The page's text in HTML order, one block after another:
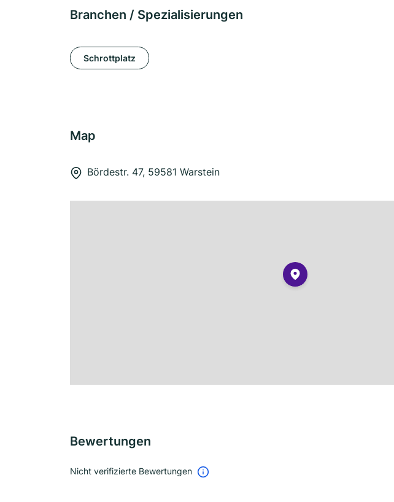
Branchen / Spezialisierungen
Schrottplatz
Map
Bördestr. 47, 59581 Warstein
Bewertungen
Nicht verifizierte Bewertungen